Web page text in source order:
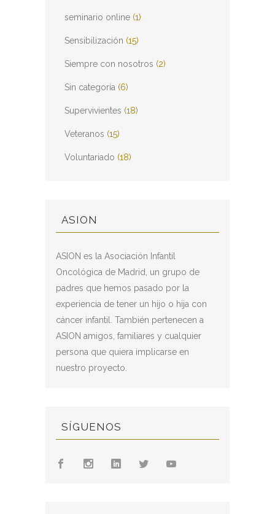
seminario online (1)
Sensibilización (15)
Siempre con nosotros (2)
Sin categoría (6)
Supervivientes (18)
Veteranos (15)
Voluntariado (18)
ASION
ASION es la Asociación Infantil
Oncológica de Madrid, un grupo de
padres que hemos pasado por la
experiencia de tener un hijo o hija con
cáncer infantil. También pertenecen a
ASION amigos, familiares y cualquier
persona que quiera implicarse en
nuestro proyecto.
SÍGUENOS